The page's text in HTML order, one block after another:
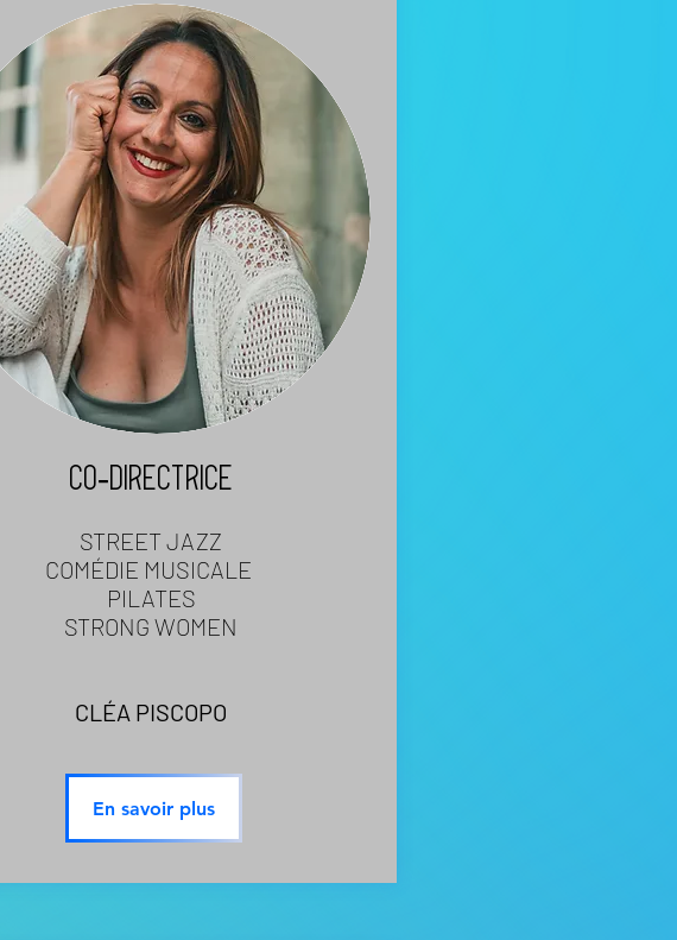
CO-DIRECTRICE
STREET JAZZ
COMÉDIE MUSICALE
PILATES
STRONG WOMEN
CLÉA PISCOPO
En savoir plus